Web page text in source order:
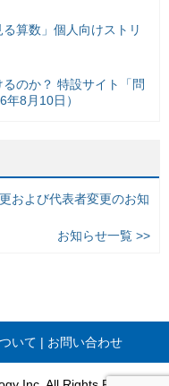
算数」個人向けストリ
のか？ 特設サイト「問
8月10日）
および代表者変更のお知
お知らせ一覧 >>
いて お問い合わせ